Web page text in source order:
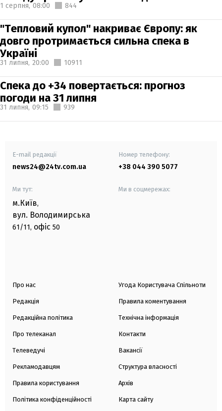
1 серпня, 08:00 844
"Тепловий купол" накриває Європу: як
довго протримається сильна спека в
Україні
31 липня, 20:00 10911
Спека до +34 повертається: прогноз
погоди на 31 липня
31 липня, 09:15 939
E-mail редакції
news24@24tv.com.ua
Номер телефону:
+38 044 390 5077
Ми тут:
м.Київ,
вул. Володимирська
61/11, офіс 50
Ми в соцмережах:
Про нас
Редакція
Редакційна політика
Про телеканал
Телеведучі
Рекламодавцям
Правила користування
Політика конфіденційності
Угода Користувача Спільноти
Правила коментування
Технічна інформація
Контакти
Вакансії
Структура власності
Архів
Карта сайту